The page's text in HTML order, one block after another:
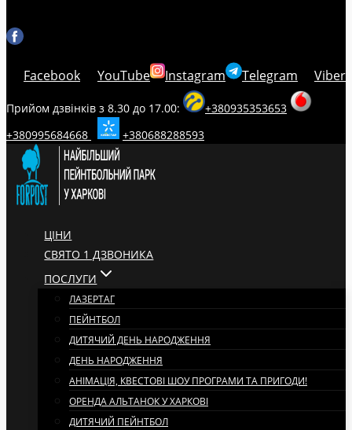
Facebook YouTube Instagram Telegram Viber
Прийом дзвінків з 8.30 до 17.00:
+380935353653
+380995684668
+380688288593
ЦІНИ
СВЯТО 1 ДЗВОНИКА
ПОСЛУГИ
ЛАЗЕРТАГ
ПЕЙНТБОЛ
ДИТЯЧИЙ ДЕНЬ НАРОДЖЕННЯ
ДЕНЬ НАРОДЖЕННЯ
АНІМАЦІЯ, КВЕСТОВІ ШОУ ПРОГРАМИ ТА ПРИГОДИ!
ОРЕНДА АЛЬТАНОК У ХАРКОВІ
ДИТЯЧИЙ ПЕЙНТБОЛ